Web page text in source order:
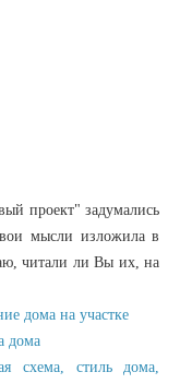
проект" задумались
мысли изложила в
читали ли Вы их, на
дома на участке
дома
схема, стиль дома,